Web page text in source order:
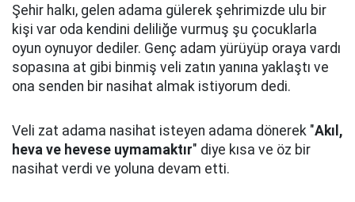
Şehir halkı, gelen adama gülerek şehrimizde ulu bir
kişi var oda kendini deliliğe vurmuş şu çocuklarla
oyun oynuyor dediler. Genç adam yürüyüp oraya vardı
sopasına at gibi binmiş veli zatın yanına yaklaştı ve
ona senden bir nasihat almak istiyorum dedi.
Veli zat adama nasihat isteyen adama dönerek "Akıl,
heva ve hevese uymamaktır" diye kısa ve öz bir
nasihat verdi ve yoluna devam etti.